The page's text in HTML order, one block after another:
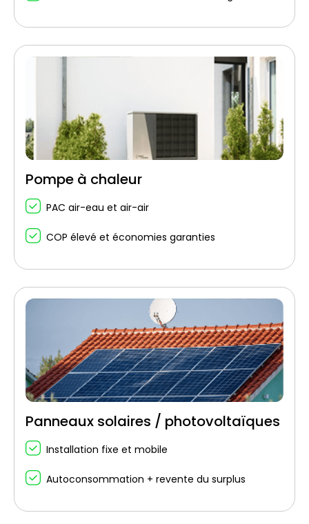
Pompe à chaleur
PAC air-eau et air-air
COP élevé et économies garanties
Panneaux solaires / photovoltaïques
Installation fixe et mobile
Autoconsommation + revente du surplus